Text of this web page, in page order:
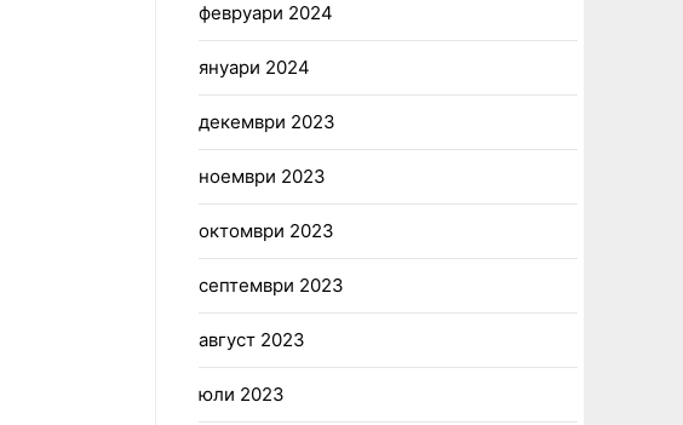
февруари 2024
януари 2024
декември 2023
ноември 2023
октомври 2023
септември 2023
август 2023
юли 2023